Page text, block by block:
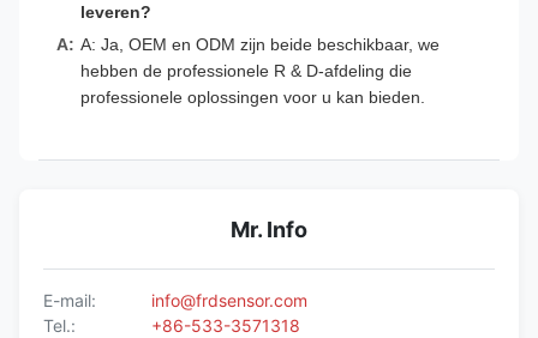
leveren?
A: Ja, OEM en ODM zijn beide beschikbaar, we
hebben de professionele R & D-afdeling die
professionele oplossingen voor u kan bieden.
Mr. Info
E-mail:
info@frdsensor.com
Tel.:
+86-533-3571318